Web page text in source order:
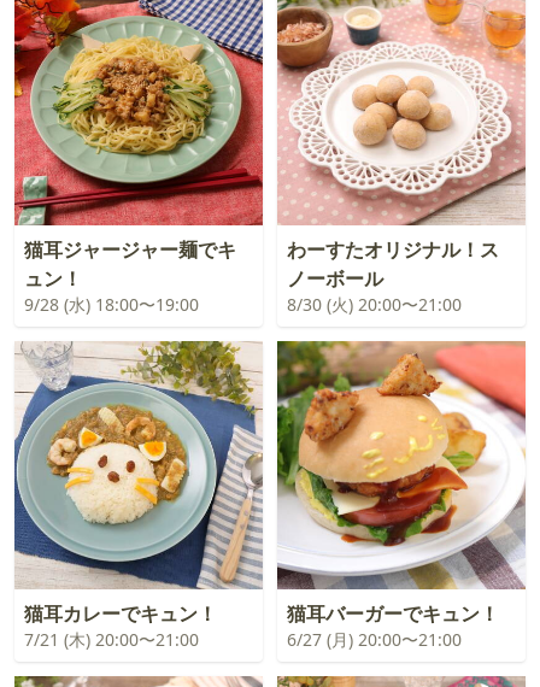
猫耳ジャージャー麺でキ
ュン！
9/28 (水) 18:00〜19:00
わーすたオリジナル！ス
ノーボール
8/30 (火) 20:00〜21:00
猫耳カレーでキュン！
7/21 (木) 20:00〜21:00
猫耳バーガーでキュン！
6/27 (月) 20:00〜21:00